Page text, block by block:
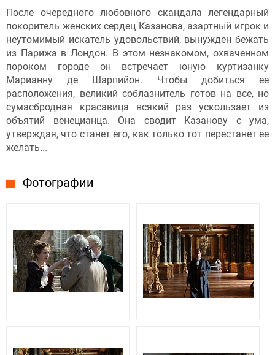
После очередного любовного скандала легендарный
покоритель женских сердец Казанова, азартный игрок и
неутомимый искатель удовольствий, вынужден бежать
из Парижа в Лондон. В этом незнакомом, охваченном
пороком городе он встречает юную куртизанку
Марианну де Шарпийон. Чтобы добиться ее
расположения, великий соблазнитель готов на все, но
сумасбродная красавица всякий раз ускользает из
объятий венецианца. Она сводит Казанову с ума,
утверждая, что станет его, как только тот перестанет ее
желать...
Фотографии